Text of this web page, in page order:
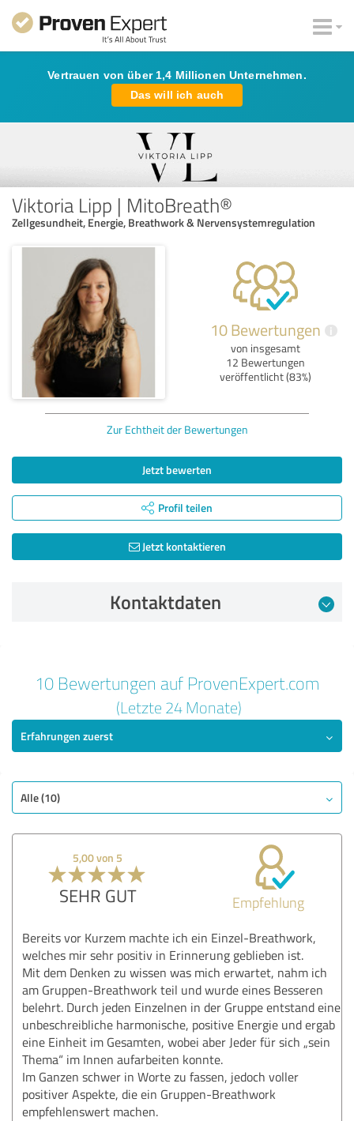
Vertrauen von über 1,4 Millionen Unternehmen.
Das will ich auch
Viktoria Lipp | MitoBreath®
Zellgesundheit, Energie, Breathwork & Nervensystemregulation
10 Bewertungen i
von insgesamt
12 Bewertungen
veröffentlicht (83%)
Zur Echtheit der Bewertungen
Jetzt bewerten
Profil teilen
Jetzt kontaktieren
Kontaktdaten
SEHR GUT
Nutzen
Leistungen
Durchführung
Beratung
Bewertung anzeigen
10 Bewertungen auf ProvenExpert.com
(Letzte 24 Monate)
Erfahrungen zuerst
Alle (10)
5,00 von 5
SEHR GUT Empfehlung
Bereits vor Kurzem machte ich ein Einzel-Breathwork,
welches mir sehr positiv in Erinnerung geblieben ist.
Mit dem Denken zu wissen was mich erwartet, nahm ich
am Gruppen-Breathwork teil und wurde eines Besseren
belehrt. Durch jeden Einzelnen in der Gruppe entstand eine
unbeschreibliche harmonische, positive Energie und ergab
eine Einheit im Gesamten, wobei aber Jeder für sich „sein
Thema“ im Innen aufarbeiten konnte.
Im Ganzen schwer in Worte zu fassen, jedoch voller
positiver Aspekte, die ein Gruppen-Breathwork
empfehlenswert machen.